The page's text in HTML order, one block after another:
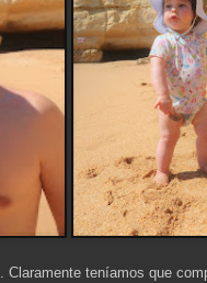
teníamos que